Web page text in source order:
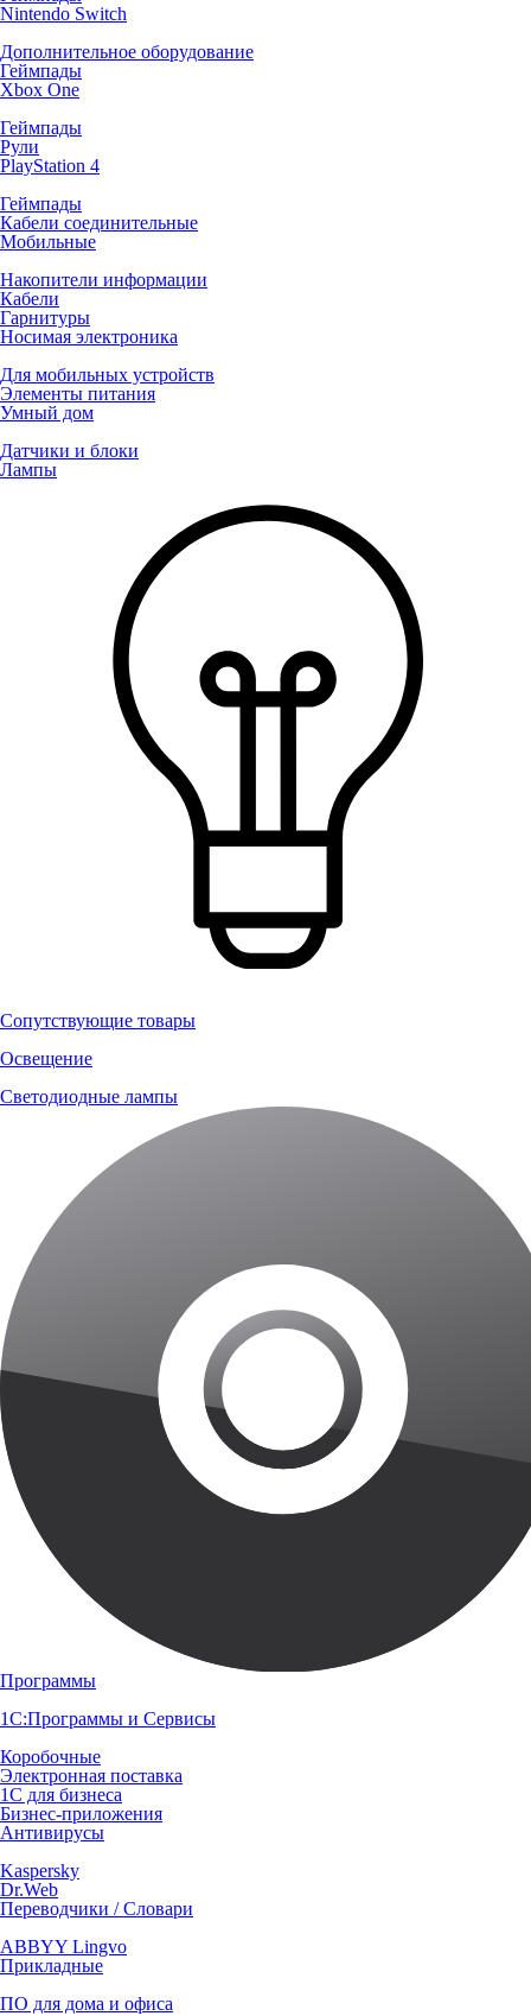
Nintendo Switch
Дополнительное оборудование
Геймпады
Xbox One
Геймпады
Рули
PlayStation 4
Геймпады
Кабели соединительные
Мобильные
Накопители информации
Кабели
Гарнитуры
Носимая электроника
Для мобильных устройств
Элементы питания
Умный дом
Датчики и блоки
Лампы
Сопутствующие товары
Освещение
Светодиодные лампы
Программы
1С:Программы и Сервисы
Коробочные
Электронная поставка
1С для бизнеса
Бизнес-приложения
Антивирусы
Kaspersky
Dr.Web
Переводчики / Словари
ABBYY Lingvo
Прикладные
ПО для дома и офиса